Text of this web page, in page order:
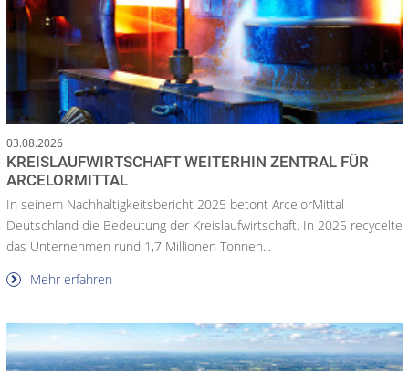
03.08.2026
KREISLAUFWIRTSCHAFT WEITERHIN ZENTRAL FÜR
ARCELORMITTAL
In seinem Nachhaltigkeitsbericht 2025 betont ArcelorMittal
Deutschland die Bedeutung der Kreislaufwirtschaft. In 2025 recycelte
das Unternehmen rund 1,7 Millionen Tonnen...
Mehr erfahren